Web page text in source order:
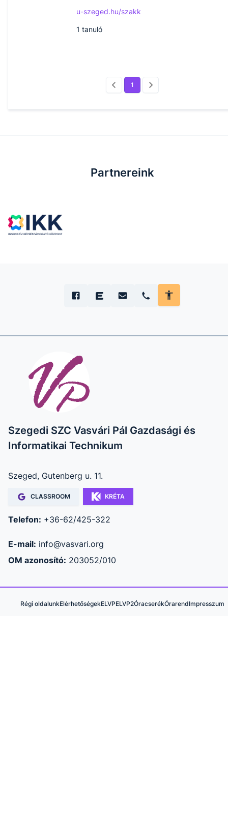
u-szeged.hu/szakk
1 tanuló
1
Partnereink
Szegedi SZC Vasvári Pál Gazdasági és
Informatikai Technikum
Szeged, Gutenberg u. 11.
CLASSROOM KRÉTA
Telefon: +36-62/425-322
E-mail: info@vasvari.org
OM azonosító: 203052/010
Régi oldalunkElérhetőségekELVPELVP2ÓracserékÓrarendImpresszum